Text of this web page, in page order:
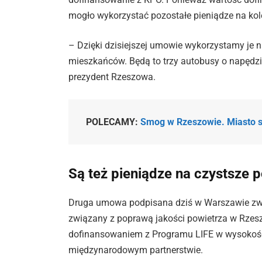
mogło wykorzystać pozostałe pieniądze na
– Dzięki dzisiejszej umowie wykorzystamy je
mieszkańców. Będą to trzy autobusy o
prezydent Rzeszowa.
POLECAMY:Smog w Rzeszowie. Miasto
Są też pieniądze na czystsze
Druga umowa podpisana dziś w Warszawie
związany z poprawą jakości powietrza w
dofinansowaniem z Programu LIFE w
międzynarodowym partnerstwie.